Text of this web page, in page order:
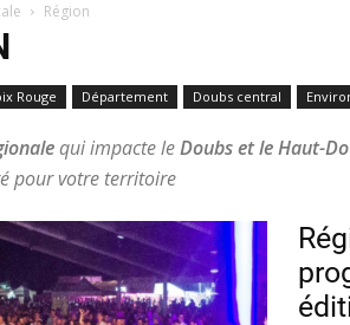
Région
Rouge Département Doubs central
qui impacte leDoubs et le Haut-
pour votre territoire